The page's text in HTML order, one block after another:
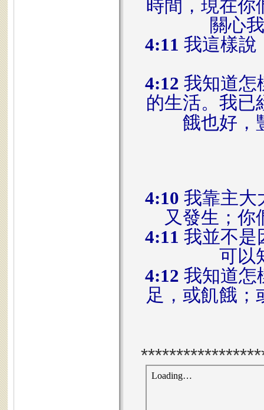
時間，現在你
關心
4:11 我這樣說
4:12 我知道怎
的生活。我已
餓也好，
4:10 我靠主大
又發生；你
4:11 我並不是
可以
4:12 我知道怎
足，或飢餓；